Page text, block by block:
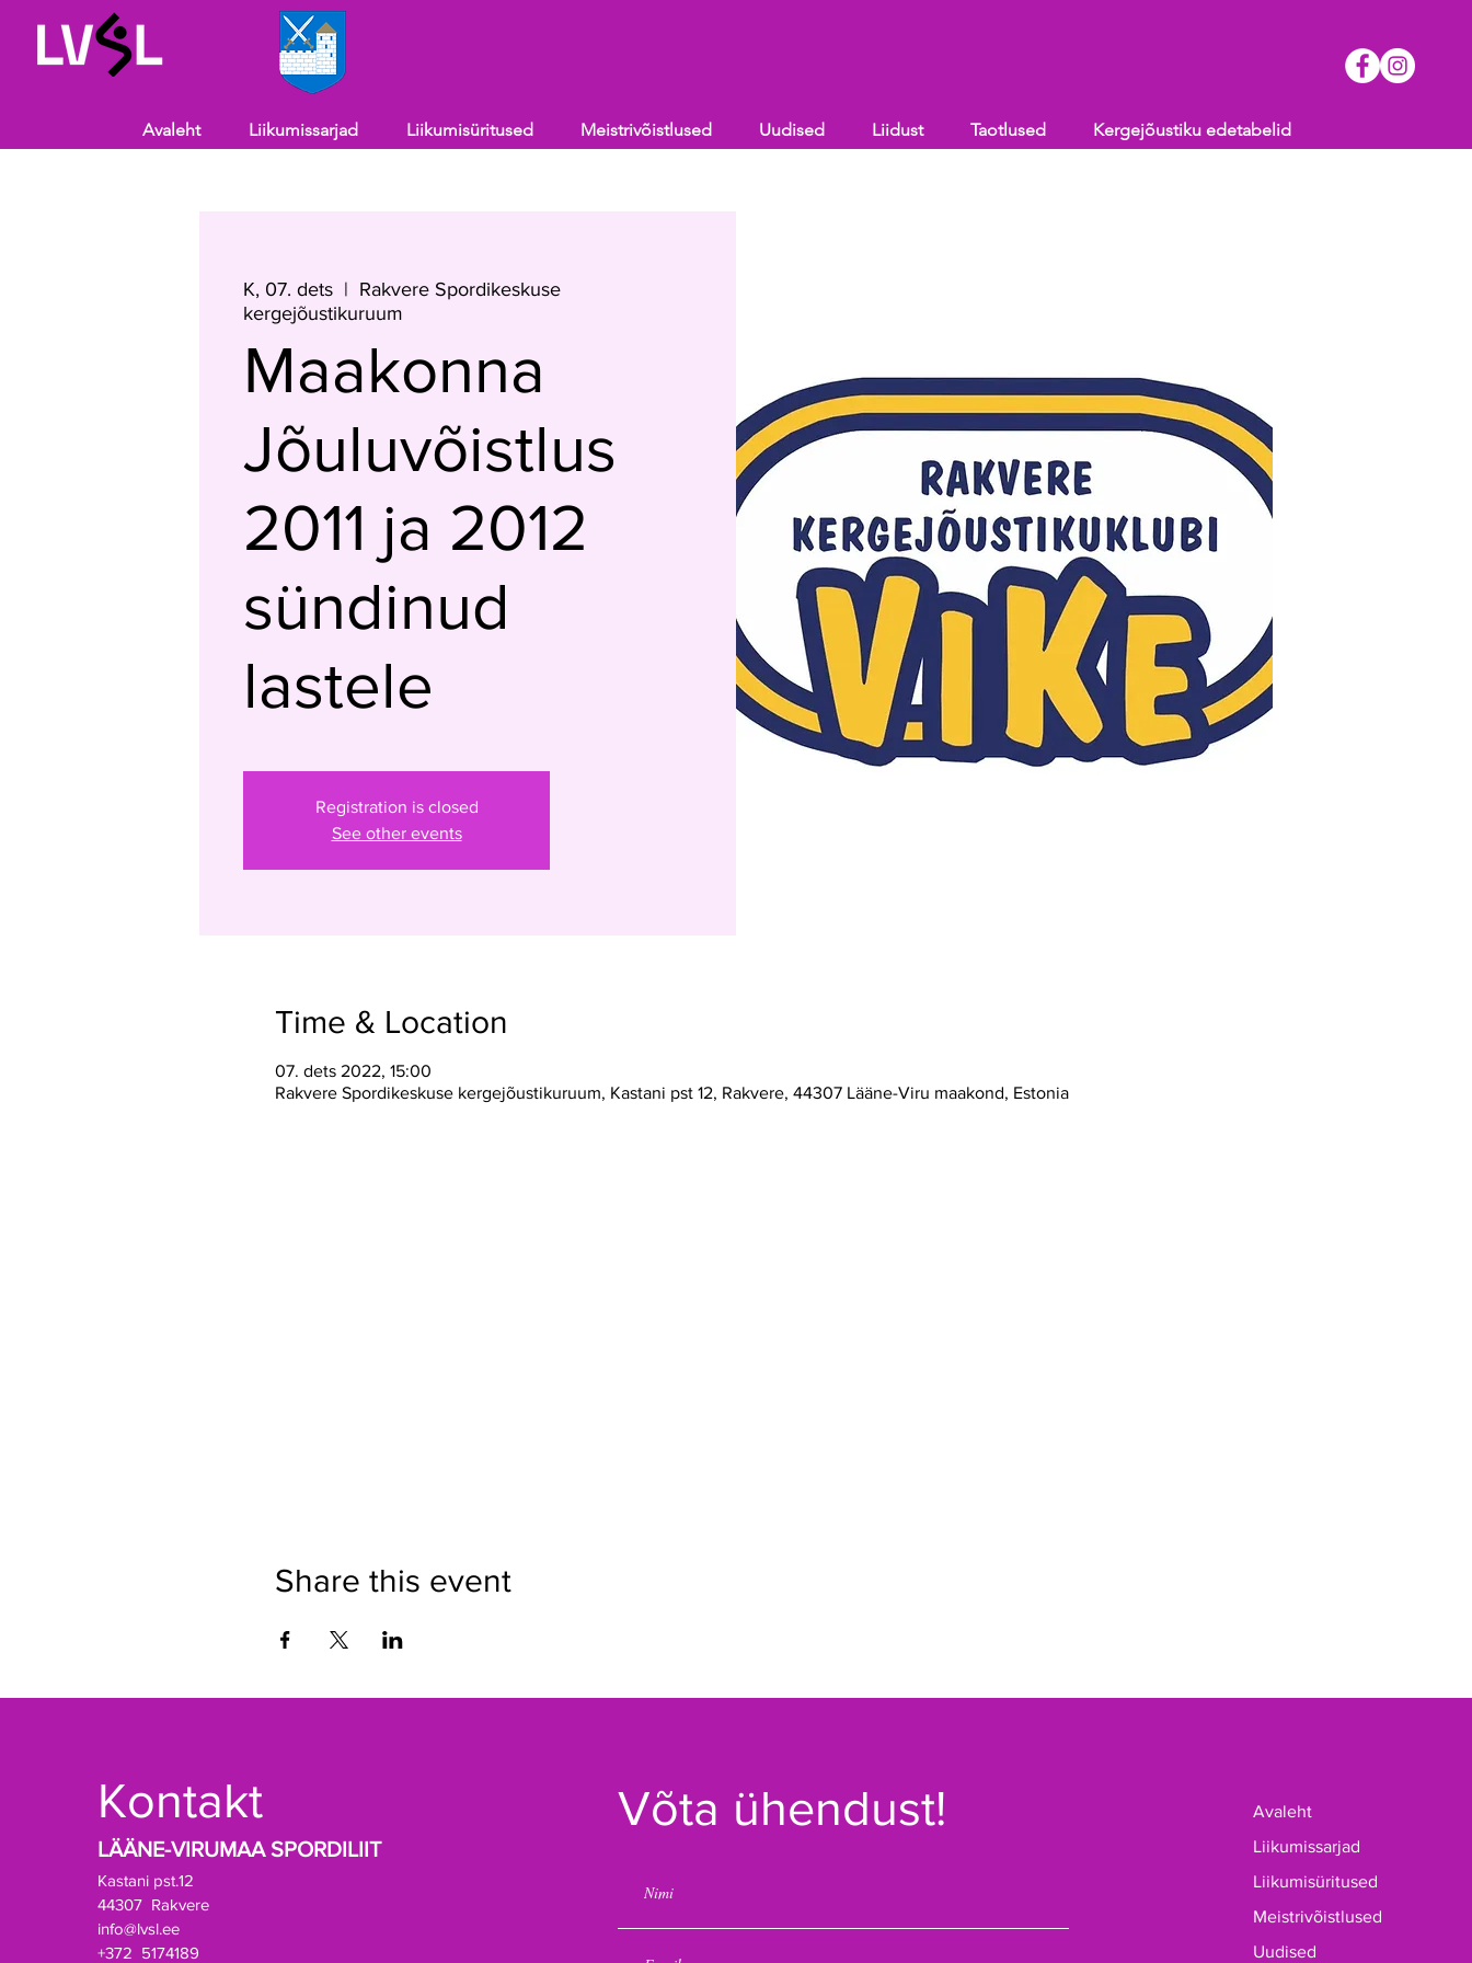
Avaleht Liikumissarjad Liikumisüritused Meistrivõistlused Uudised Liidust Taotlused Kergejõustiku edetabelid
K, 07. dets
  |
Rakvere Spordikeskuse
kergejõustikuruum
Maakonna
Jõuluvõistlus
2011 ja 2012
sündinud
lastele
Registration is closed
See other events
Time & Location
07. dets 2022, 15:00
Rakvere Spordikeskuse kergejõustikuruum, Kastani pst 12, Rakvere, 44307 Lääne-Viru maakond, Estonia
Share this event
Kontakt
LÄÄNE-VIRUMAA SPORDILIIT
Kastani pst.12
44307 Rakvere
info@lvsl.ee
+372 5174189
Võta ühendust!
Avaleht
Liikumissarjad
Liikumisüritused
Meistrivõistlused
Uudised